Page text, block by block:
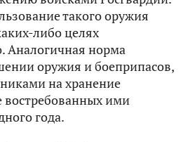
такого оружия
целях
Аналогичная норма
оружия и боеприпасов,
на хранение
востребованных ими
года.